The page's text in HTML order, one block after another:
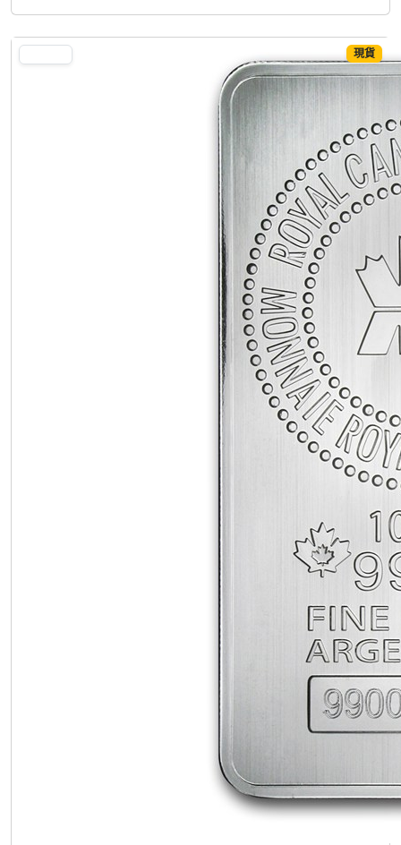
現貨